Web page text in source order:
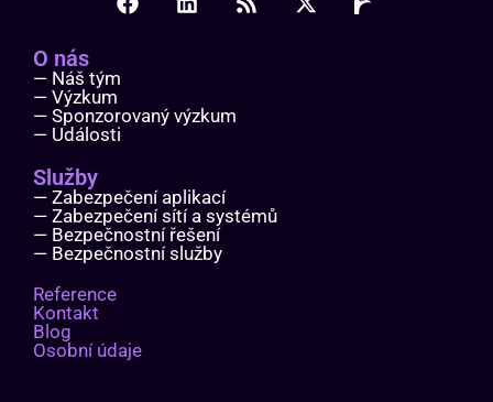
O nás
— Náš tým
— Výzkum
— Sponzorovaný výzkum
— Události
Služby
— Zabezpečení aplikací
— Zabezpečení sítí a systémů
— Bezpečnostní řešení
— Bezpečnostní služby
Reference
Kontakt
Blog
Osobní údaje